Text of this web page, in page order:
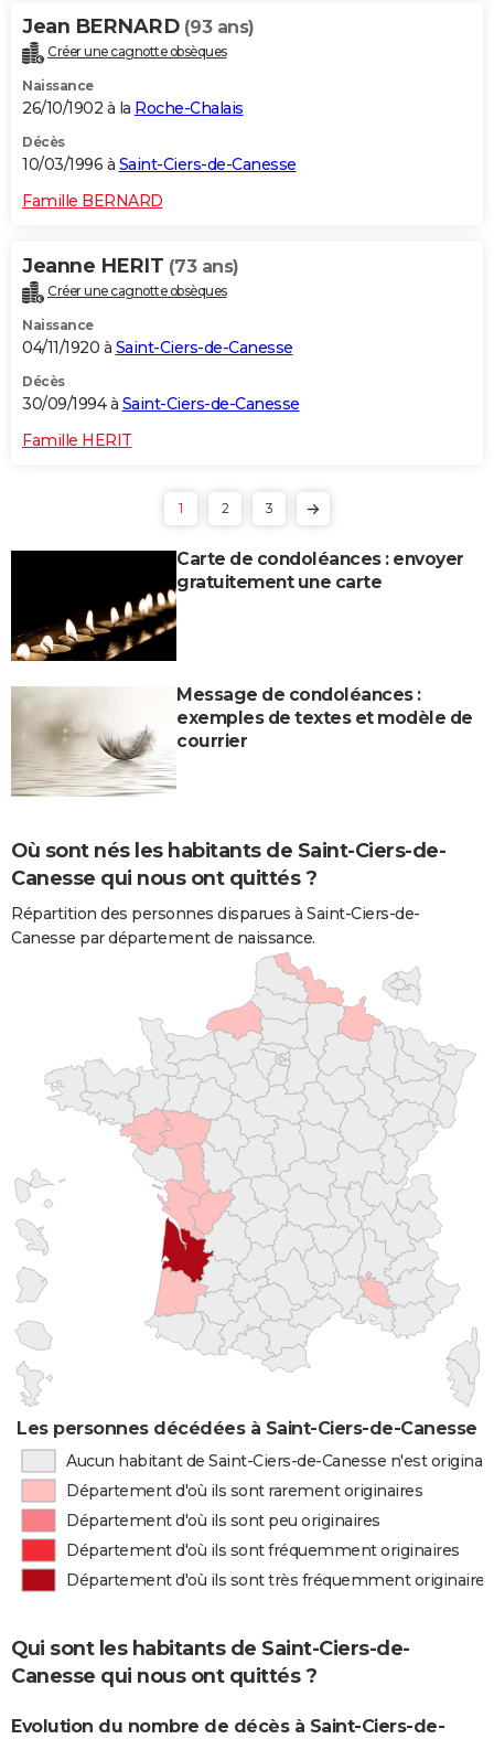
Jean BERNARD (93 ans)
Créer une cagnotte obsèques
Naissance
26/10/1902 à la Roche-Chalais
Décès
10/03/1996 à Saint-Ciers-de-Canesse
Famille BERNARD
Jeanne HERIT (73 ans)
Créer une cagnotte obsèques
Naissance
04/11/1920 à Saint-Ciers-de-Canesse
Décès
30/09/1994 à Saint-Ciers-de-Canesse
Famille HERIT
1 2 3
Carte de condoléances : envoyer
gratuitement une carte
Message de condoléances :
exemples de textes et modèle de
courrier
Où sont nés les habitants de Saint-Ciers-de-
Canesse qui nous ont quittés ?
Répartition des personnes disparues à Saint-Ciers-de-
Canesse par département de naissance.
Les personnes décédées à Saint-Ciers-de-Canesse
Aucun habitant de Saint-Ciers-de-Canesse n'est
Département d'où ils sont rarement originaires
Département d'où ils sont peu originaires
Département d'où ils sont fréquemment originaires
Département d'où ils sont très fréquemment originaires
Qui sont les habitants de Saint-Ciers-de-
Canesse qui nous ont quittés ?
Evolution du nombre de décès à Saint-Ciers-de-